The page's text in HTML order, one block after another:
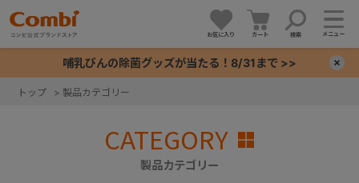
お気に入り カート 検索 メニュー
哺乳びんの除菌グッズが当たる！8/31まで >>
CATEGORY
製品カテゴリー
トップ > 製品カテゴリー